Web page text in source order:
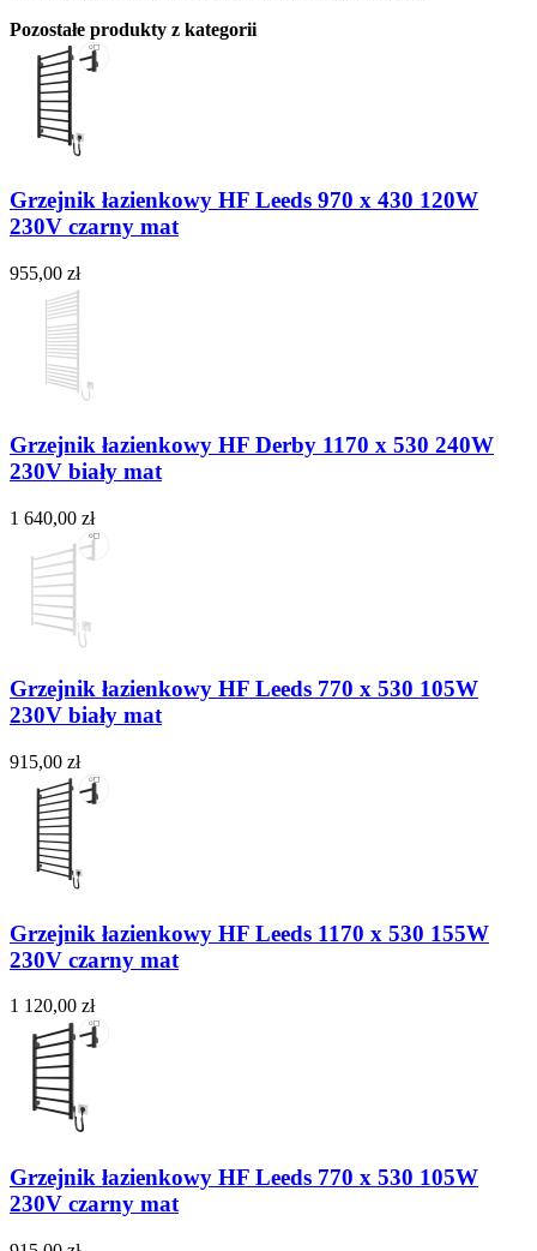
Pozostałe produkty z kategorii
Grzejnik łazienkowy HF Leeds 970 х 430 120W
230V czarny mat
955,00 zł
Grzejnik łazienkowy HF Derby 1170 х 530 240W
230V biały mat
1 640,00 zł
Grzejnik łazienkowy HF Leeds 770 х 530 105W
230V biały mat
915,00 zł
Grzejnik łazienkowy HF Leeds 1170 х 530 155W
230V czarny mat
1 120,00 zł
Grzejnik łazienkowy HF Leeds 770 х 530 105W
230V czarny mat